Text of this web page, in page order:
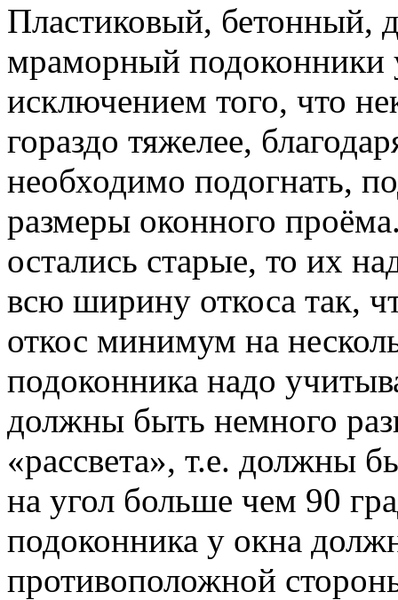
Пластиковый, бетонный,
мраморный подоконники
исключением того, что
гораздо тяжелее,
необходимо подогнать,
размеры оконного
остались старые, то их
всю ширину откоса так,
откос минимум на
подоконника надо
должны быть немного
«рассвета», т.е. должны
на угол больше чем 90
подоконника у окна
противоположной